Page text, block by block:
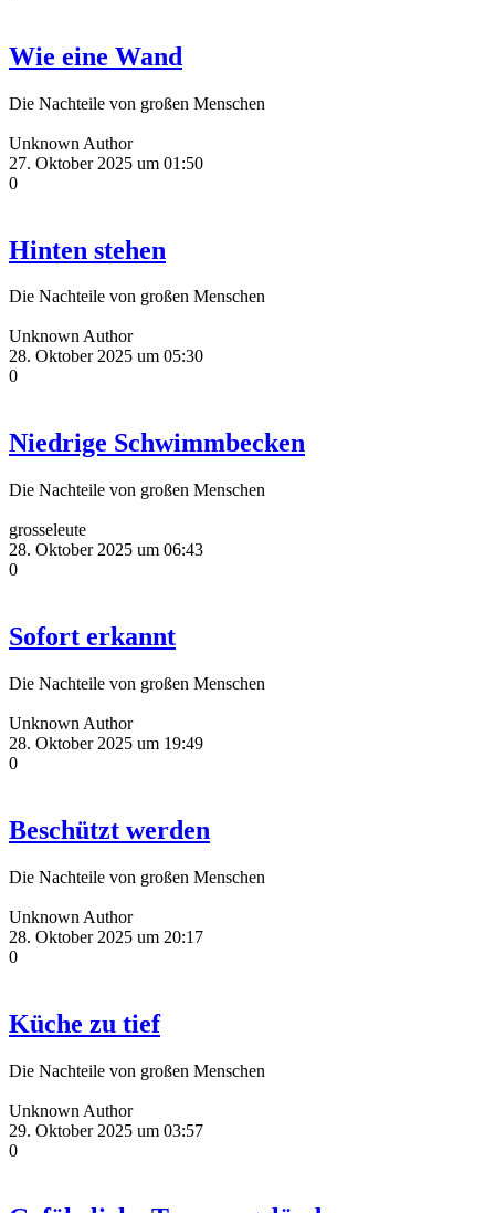
Wie eine Wand
Die Nachteile von großen Menschen
Unknown Author
27. Oktober 2025 um 01:50
0
Hinten stehen
Die Nachteile von großen Menschen
Unknown Author
28. Oktober 2025 um 05:30
0
Niedrige Schwimmbecken
Die Nachteile von großen Menschen
grosseleute
28. Oktober 2025 um 06:43
0
Sofort erkannt
Die Nachteile von großen Menschen
Unknown Author
28. Oktober 2025 um 19:49
0
Beschützt werden
Die Nachteile von großen Menschen
Unknown Author
28. Oktober 2025 um 20:17
0
Küche zu tief
Die Nachteile von großen Menschen
Unknown Author
29. Oktober 2025 um 03:57
0